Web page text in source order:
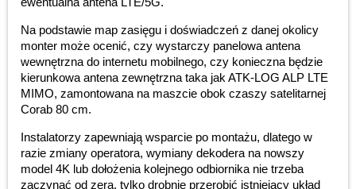
Na podstawie map zasięgu i doświadczeń z danej okolicy
monter może ocenić, czy wystarczy panelowa antena
wewnętrzna do internetu mobilnego, czy konieczna będzie
kierunkowa antena zewnętrzna taka jak ATK-LOG ALP LTE
MIMO, zamontowana na maszcie obok czaszy satelitarnej
Corab 80 cm.
Instalatorzy zapewniają wsparcie po montażu, dlatego w
razie zmiany operatora, wymiany dekodera na nowszy
model 4K lub dołożenia kolejnego odbiornika nie trzeba
zaczynać od zera, tylko drobnie przerobić istniejący układ